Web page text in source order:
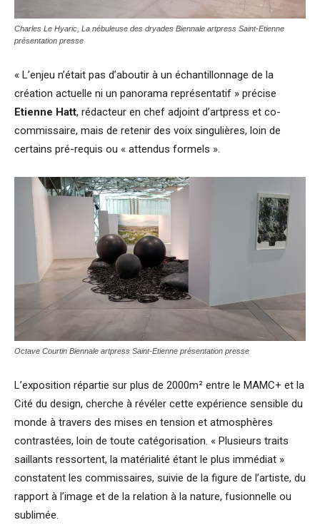
Charles Le Hyaric, La nébuleuse des dryades Biennale artpress Saint-Etienne
présentation presse
« L’enjeu n’était pas d’aboutir à un échantillonnage de la
création actuelle ni un panorama représentatif » précise
Etienne Hatt, rédacteur en chef adjoint d’artpress et co-
commissaire, mais de retenir des voix singulières, loin de
certains pré-requis ou « attendus formels ».
Octave Courtin Biennale artpress Saint-Etienne présentation presse
L’exposition répartie sur plus de 2000m² entre le MAMC+ et la
Cité du design, cherche à révéler cette expérience sensible du
monde à travers des mises en tension et atmosphères
contrastées, loin de toute catégorisation. « Plusieurs traits
saillants ressortent, la matérialité étant le plus immédiat »
constatent les commissaires, suivie de la figure de l’artiste, du
rapport à l’image et de la relation à la nature, fusionnelle ou
sublimée.